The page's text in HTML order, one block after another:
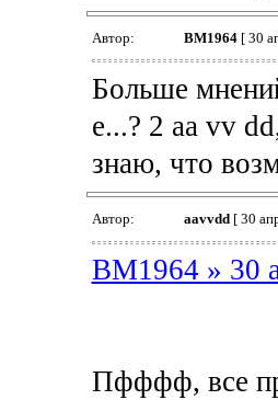
Автор: BM1964[ 30
Больше
е...? 2 аа vv
знаю, что
Автор: aavvdd[ 30
BM1964 » 30
Пфффф, все